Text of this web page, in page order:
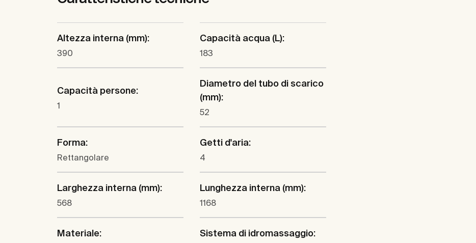
Altezza interna (mm):
390
Capacità acqua (L):
183
Capacità persone:
1
Diametro del tubo di scarico
(mm):
52
Forma:
Rettangolare
Getti d'aria:
4
Larghezza interna (mm):
568
Lunghezza interna (mm):
1168
Materiale: Sistema di idromassaggio: